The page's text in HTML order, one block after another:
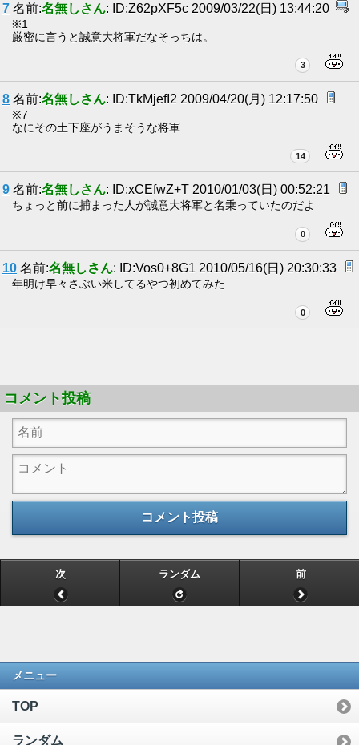
7 名前:名無しさん: ID:Z62pXF5c 2009/03/22(日) 13:44:20
※1
厳密に言うと誠意大将軍だなそっちは。
3
8 名前:名無しさん: ID:TkMjefI2 2009/04/20(月) 12:17:50
※7
なにその土下座がうまそうな将軍
14
9 名前:名無しさん: ID:xCEfwZ+T 2010/01/03(日) 00:52:21
ちょっと前に捕まった人が誠意大将軍と名乗っていたのだよ
0
10 名前:名無しさん: ID:Vos0+8G1 2010/05/16(日) 20:30:33
年明け早々さぶい米してるやつ初めてみた
0
コメント投稿
コメント投稿
次 ランダム 前
メニュー
TOP
ランダム